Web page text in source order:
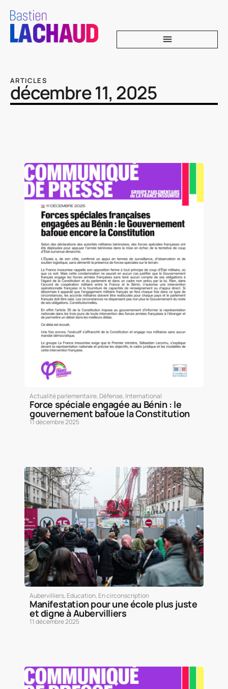
ARTICLES
décembre 11, 2025
Actualité parlementaire, Défense, International
Force spéciale engagée au Bénin : le
gouvernement bafoue la Constitution
11 décembre 2025
Aubervilliers, Education, En circonscription
Manifestation pour une école plus juste
et digne à Aubervilliers
11 décembre 2025